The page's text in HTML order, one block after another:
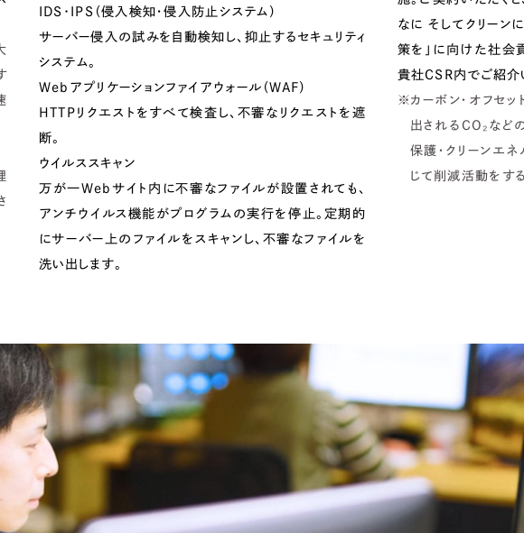
IDS･IPS（侵入検知・侵入防止システム）
サーバー侵入の試みを自動検知し、抑止するセキュリティ
システム。
Webアプリケーションファイアウォール（WAF）
HTTPリクエストをすべて検査し、不審なリクエストを遮
断。
ウイルススキャン
万が一Webサイト内に不審なファイルが設置されても、
アンチウイルス機能がプログラムの実行を停止。定期的
にサーバー上のファイルをスキャンし、不審なファイルを
洗い出します。
なに そしてクリーン
策を」に向けた社会
貴社CSR内でご紹介
カーボン・オフセ
出されるCO₂など
保護・クリーンエ
じて削減活動をす